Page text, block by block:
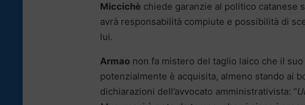
Miccichè chiede garanzie al politico catanese
avrà responsabilità compiute e possibilità di
lui.
Armao non fa mistero del taglio laico che il
potenzialmente è acquisita, almeno stando ai
dichiarazioni dell’avvocato amministrativista: “